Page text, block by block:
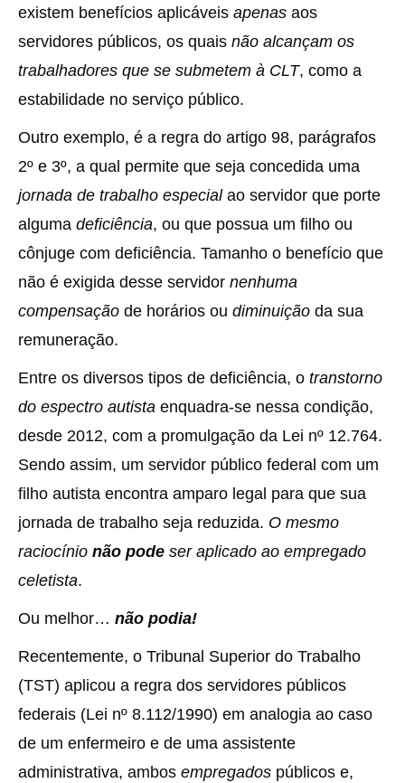
existem benefícios aplicáveis apenas aos
servidores públicos, os quais não alcançam os
trabalhadores que se submetem à CLT, como a
estabilidade no serviço público.
Outro exemplo, é a regra do artigo 98, parágrafos
2º e 3º, a qual permite que seja concedida uma
jornada de trabalho especialao servidor que porte
alguma deficiência, ou que possua um filho ou
cônjuge com deficiência. Tamanho o benefício que
não é exigida desse servidor nenhuma
compensação de horários ou diminuição da sua
remuneração.
Entre os diversos tipos de deficiência, o transtorno
do espectro autista enquadra-se nessa condição,
desde 2012, com a promulgação da Lei nº 12.764.
Sendo assim, um servidor público federal com um
filho autista encontra amparo legal para que sua
jornada de trabalho seja reduzida. O mesmo
raciocínio não pode ser aplicado ao empregado
celetista.
Ou melhor… não podia!
Recentemente, o Tribunal Superior do Trabalho
(TST) aplicou a regra dos servidores públicos
federais (Lei nº 8.112/1990) em analogia ao caso
de um enfermeiro e de uma assistente
administrativa, ambos empregados públicos e,